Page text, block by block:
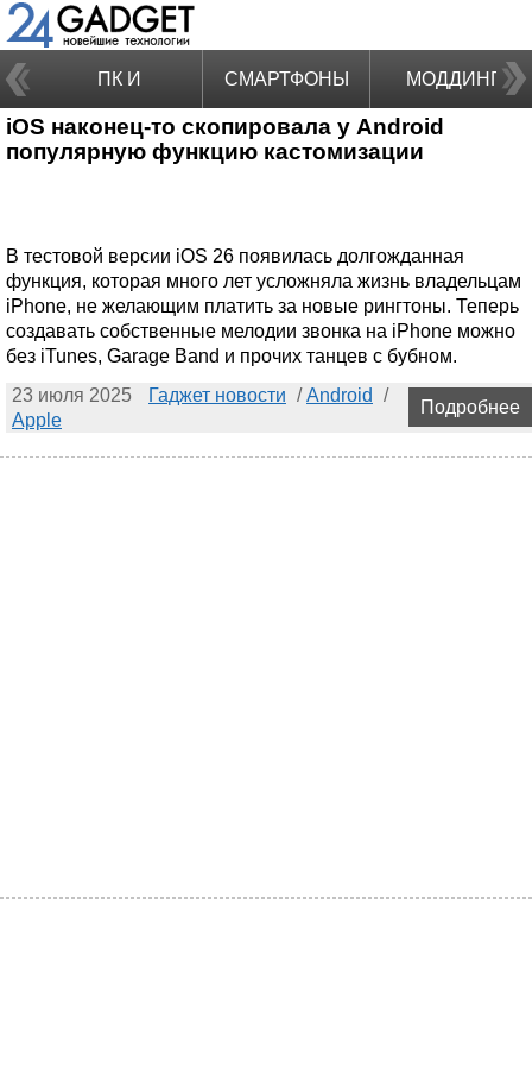
ПК И
НОУТБУКИ
СМАРТФОНЫ МОДДИНГ
iOS наконец-то скопировала у Android
популярную функцию кастомизации
В тестовой версии iOS 26 появилась долгожданная
функция, которая много лет усложняла жизнь владельцам
iPhone, не желающим платить за новые рингтоны. Теперь
создавать собственные мелодии звонка на iPhone можно
без iTunes, Garage Band и прочих танцев с бубном.
23 июля 2025
Гаджет новости /Android
/
Apple
Подробнее